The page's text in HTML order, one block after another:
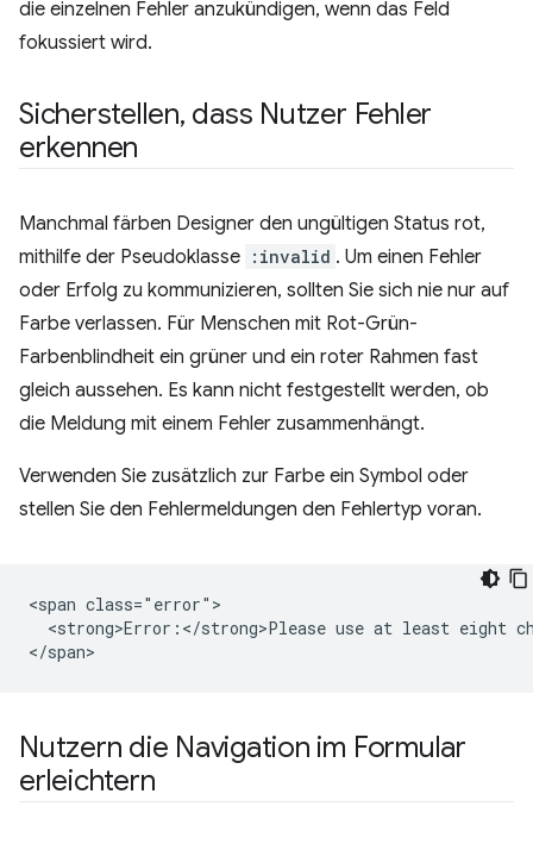
die einzelnen Fehler anzukündigen, wenn das Feld
fokussiert wird.
Sicherstellen, dass Nutzer Fehler
erkennen
Manchmal färben Designer den ungültigen Status rot,
mithilfe der Pseudoklasse :invalid . Um einen Fehler
oder Erfolg zu kommunizieren, sollten Sie sich nie nur auf
Farbe verlassen. Für Menschen mit Rot-Grün-
Farbenblindheit ein grüner und ein roter Rahmen fast
gleich aussehen. Es kann nicht festgestellt werden, ob
die Meldung mit einem Fehler zusammenhängt.
Verwenden Sie zusätzlich zur Farbe ein Symbol oder
stellen Sie den Fehlermeldungen den Fehlertyp voran.
<span class="error">
<strong>Error:</strong>Please use at least eight
Nutzern die Navigation im Formular
erleichtern